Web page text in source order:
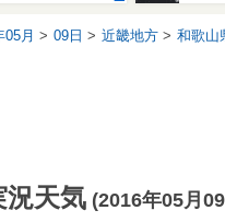
月 09日 近畿地方 和歌山
況天気 (2016年05月